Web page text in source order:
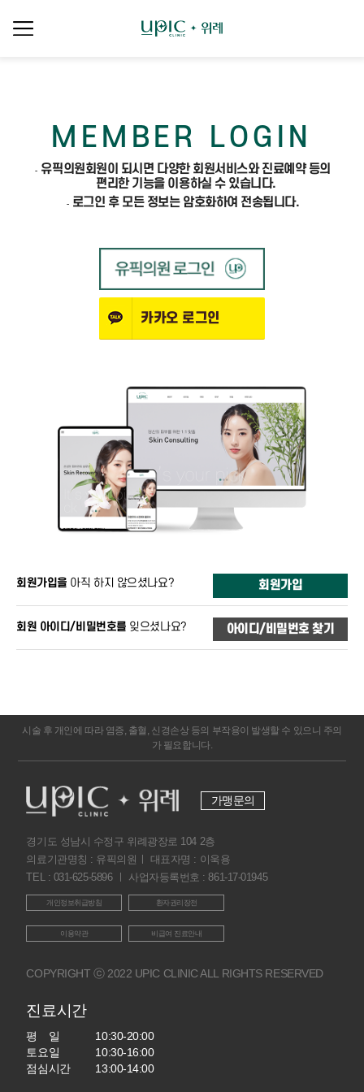
MEMBER LOGIN
유픽의원회원이 되시면 다양한 회원서비스와 진료예약 등의
편리한 기능을 이용하실 수 있습니다.
로그인 후 모든 정보는 암호화하여 전송됩니다.
카카오 로그인
회원가입을 아직 하지 않으셨나요? 회원가입
회원 아이디/비밀번호를 잊으셨나요? 아이디/비밀번호 찾기
시술 후 개인에 따라 염증, 출혈, 신경손상 등의 부작용이 발생할 수 있으니 주의
가 필요합니다.
가맹문의
경기도 성남시 수정구 위례광장로 104 2층
의료기관명칭 : 유픽의원ㅣ 대표자명 : 이욱용
TEL : 031-625-5896 ㅣ 사업자등록번호 : 861-17-01945
개인정보취급방침 환자권리장전
이용약관 비급여 진료안내
COPYRIGHT ⓒ 2022 UPIC CLINIC ALL RIGHTS RESERVED
진료시간
평 일
10:30-20:00
토요일
10:30-16:00
점심시간
13:00-14:00